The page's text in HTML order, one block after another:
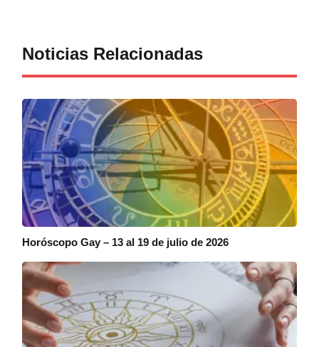
Noticias Relacionadas
Horóscopo Gay – 13 al 19 de julio de 2026